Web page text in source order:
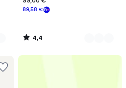
89,58 €
4,4
/